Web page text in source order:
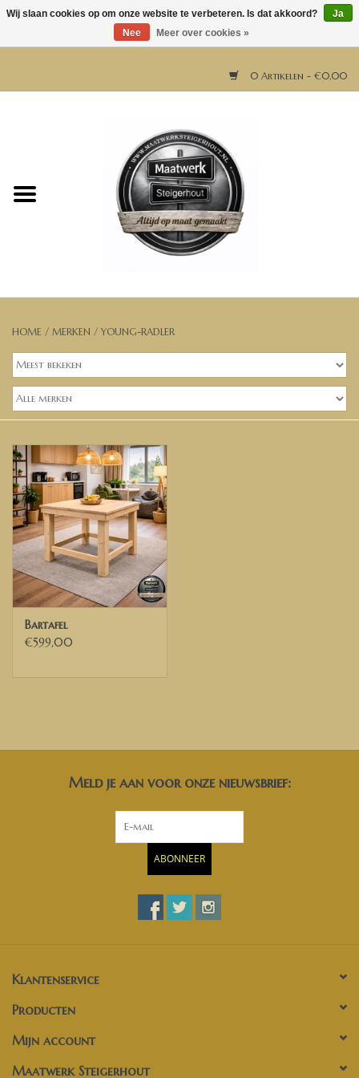
0 Artikelen - €0,00
Horeca meubels
Bartafels
Banken, stoelen &
(Bar)krukken
Plantenbakken
Hockers & Terrastafels
Opbergkisten
HOME / MERKEN / YOUNG-RADLER
Bartafel
€599,00
Meld je aan voor onze nieuwsbrief:
ABONNEER
Klantenservice
Producten
Mijn account
Maatwerk Steigerhout
Wij slaan cookies op om onze website te verbeteren. Is dat akkoord?
Ja
Nee
Meer over cookies »